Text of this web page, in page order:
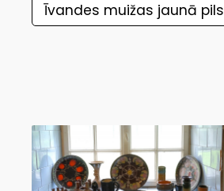
Īvandes muižas jaunā pils